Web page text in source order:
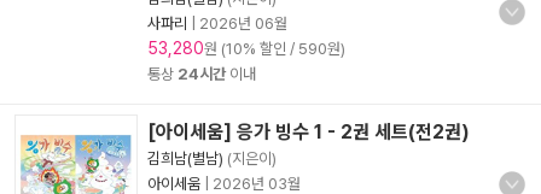
사파리
2026년 06월
53,280원 (10% 할인 / 590원)
통상 24시간이내
[아이세움] 응가 빙수 1 - 2권 세트(전2권)
김희남(별남) (지은이)
아이세움
2026년 03월